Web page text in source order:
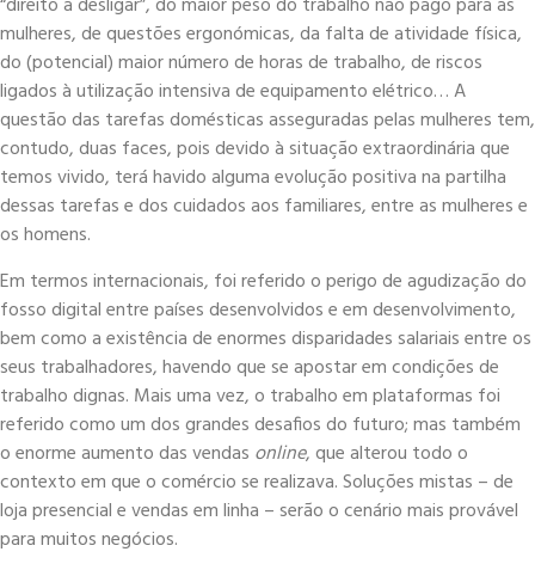
mulheres, de questões ergonómicas, da falta de atividade física,
do (potencial) maior número de horas de trabalho, de riscos
ligados à utilização intensiva de equipamento elétrico… A
questão das tarefas domésticas asseguradas pelas mulheres tem,
contudo, duas faces, pois devido à situação extraordinária que
temos vivido, terá havido alguma evolução positiva na partilha
dessas tarefas e dos cuidados aos familiares, entre as mulheres e
os homens.
Em termos internacionais, foi referido o perigo de agudização do
fosso digital entre países desenvolvidos e em desenvolvimento,
bem como a existência de enormes disparidades salariais entre os
seus trabalhadores, havendo que se apostar em condições de
trabalho dignas. Mais uma vez, o trabalho em plataformas foi
referido como um dos grandes desafios do futuro; mas também
o enorme aumento das vendas online, que alterou todo o
contexto em que o comércio se realizava. Soluções mistas – de
loja presencial e vendas em linha – serão o cenário mais provável
para muitos negócios.